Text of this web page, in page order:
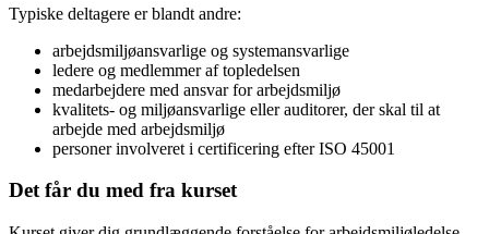
Typiske deltagere er blandt andre:
arbejdsmiljøansvarlige og systemansvarlige
ledere og medlemmer af topledelsen
medarbejdere med ansvar for arbejdsmiljø
kvalitets- og miljøansvarlige eller auditorer, der skal til at
arbejde med arbejdsmiljø
personer involveret i certificering efter ISO 45001
Det får du med fra kurset